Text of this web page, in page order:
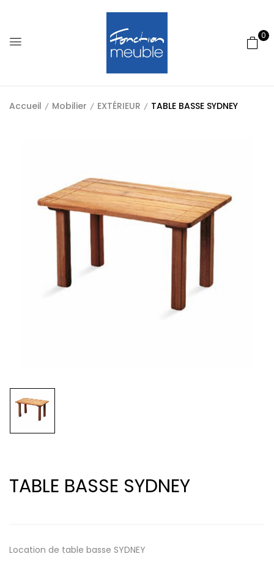
0
Accueil Mobilier EXTÉRIEUR TABLE BASSE SYDNEY
TABLE BASSE SYDNEY
Location de table basse SYDNEY